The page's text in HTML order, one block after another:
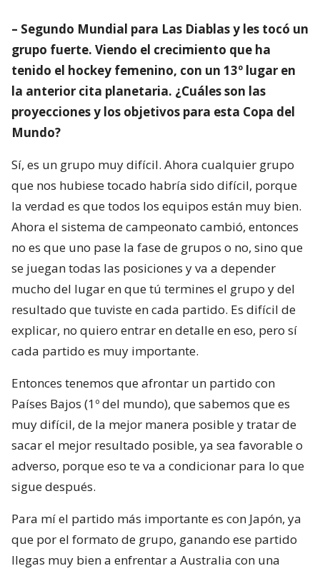
– Segundo Mundial para Las Diablas y les tocó un
grupo fuerte. Viendo el crecimiento que ha
tenido el hockey femenino, con un 13º lugar en
la anterior cita planetaria. ¿Cuáles son las
proyecciones y los objetivos para esta Copa del
Mundo?
Sí, es un grupo muy difícil. Ahora cualquier grupo
que nos hubiese tocado habría sido difícil, porque
la verdad es que todos los equipos están muy bien.
Ahora el sistema de campeonato cambió, entonces
no es que uno pase la fase de grupos o no, sino que
se juegan todas las posiciones y va a depender
mucho del lugar en que tú termines el grupo y del
resultado que tuviste en cada partido. Es difícil de
explicar, no quiero entrar en detalle en eso, pero sí
cada partido es muy importante.
Entonces tenemos que afrontar un partido con
Países Bajos (1º del mundo), que sabemos que es
muy difícil, de la mejor manera posible y tratar de
sacar el mejor resultado posible, ya sea favorable o
adverso, porque eso te va a condicionar para lo que
sigue después.
Para mí el partido más importante es con Japón, ya
que por el formato de grupo, ganando ese partido
llegas muy bien a enfrentar a Australia con una